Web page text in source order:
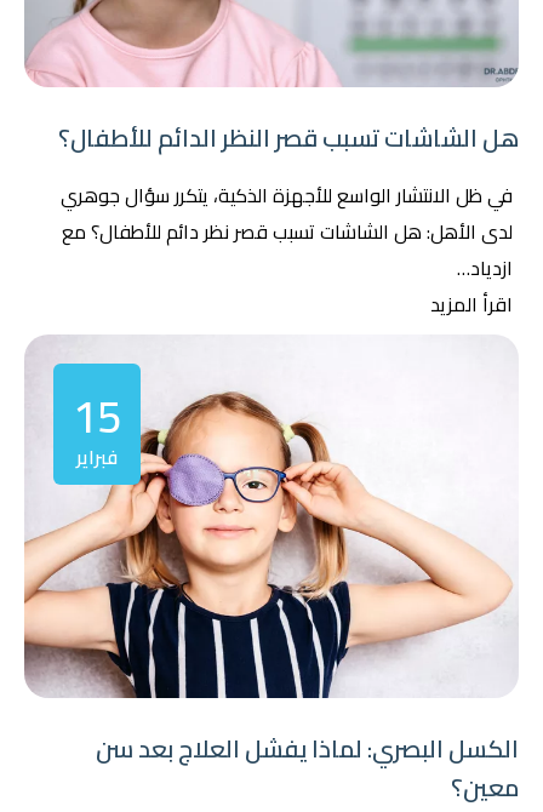
هل الشاشات تسبب قصر النظر الدائم للأطفال؟
في ظل الانتشار الواسع للأجهزة الذكية، يتكرر سؤال جوهري
لدى الأهل: هل الشاشات تسبب قصر نظر دائم للأطفال؟ مع
ازدياد…
اقرأ المزيد
15
فبراير
الكسل البصري: لماذا يفشل العلاج بعد سن
معين؟